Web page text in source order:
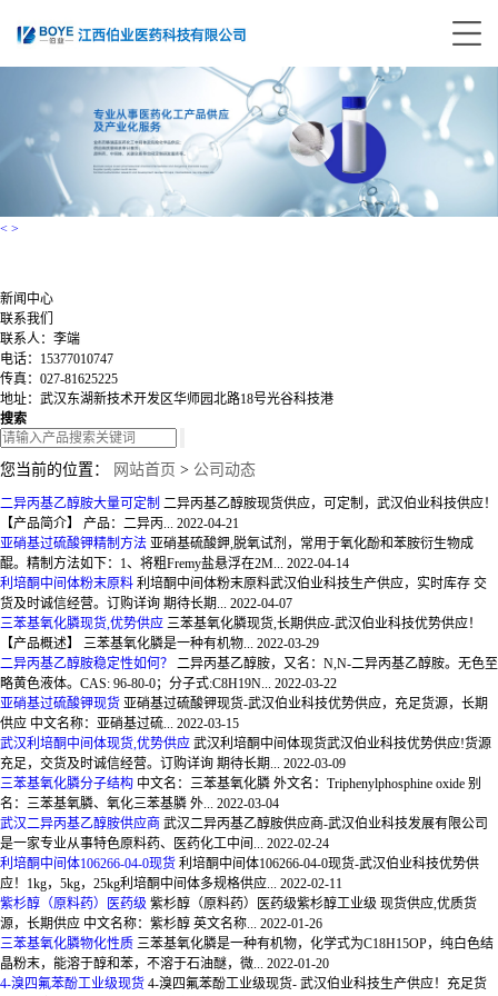
< >
新闻中心
联系我们
联系人：李端
电话：15377010747
传真：027-81625225
地址：武汉东湖新技术开发区华师园北路18号光谷科技港
搜索
您当前的位置： 网站首页 > 公司动态
二异丙基乙醇胺大量可定制 二异丙基乙醇胺现货供应，可定制，武汉伯业科技供应！
【产品简介】 产品：二异丙... 2022-04-21
亚硝基过硫酸钾精制方法 亚硝基硫酸鉀,脱氧试剂，常用于氧化酚和苯胺衍生物成
醌。精制方法如下：1、将粗Fremy盐悬浮在2M... 2022-04-14
利培酮中间体粉末原料 利培酮中间体粉末原料武汉伯业科技生产供应，实时库存 交
货及时诚信经营。订购详询 期待长期... 2022-04-07
三苯基氧化膦现货,优势供应 三苯基氧化膦现货,长期供应-武汉伯业科技优势供应！
【产品概述】 三苯基氧化膦是一种有机物... 2022-03-29
二异丙基乙醇胺稳定性如何？
二异丙基乙醇胺，又名：N,N-二异丙基乙醇胺。无色至
略黄色液体。CAS: 96-80-0；分子式:C8H19N... 2022-03-22
亚硝基过硫酸钾现货 亚硝基过硫酸钾现货-武汉伯业科技优势供应，充足货源，长期
供应 中文名称：亚硝基过硫... 2022-03-15
武汉利培酮中间体现货,优势供应 武汉利培酮中间体现货武汉伯业科技优势供应!货源
充足，交货及时诚信经营。订购详询 期待长期... 2022-03-09
三苯基氧化膦分子结构 中文名：三苯基氧化膦 外文名：Triphenylphosphine oxide 别
名：三苯基氧膦、氧化三苯基膦 外... 2022-03-04
武汉二异丙基乙醇胺供应商 武汉二异丙基乙醇胺供应商-武汉伯业科技发展有限公司
是一家专业从事特色原料药、医药化工中间... 2022-02-24
利培酮中间体106266-04-0现货 利培酮中间体106266-04-0现货-武汉伯业科技优势供
应！1kg，5kg，25kg利培酮中间体多规格供应... 2022-02-11
紫杉醇（原料药）医药级 紫杉醇（原料药）医药级紫杉醇工业级 现货供应,优质货
源，长期供应 中文名称：紫杉醇 英文名称... 2022-01-26
三苯基氧化膦物化性质 三苯基氧化膦是一种有机物，化学式为C18H15OP，纯白色结
晶粉末，能溶于醇和苯，不溶于石油醚，微... 2022-01-20
4-溴四氟苯酚工业级现货 4-溴四氟苯酚工业级现货- 武汉伯业科技生产供应！充足货